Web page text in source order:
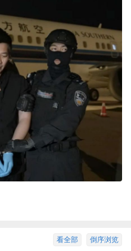
倒序浏览
看全部